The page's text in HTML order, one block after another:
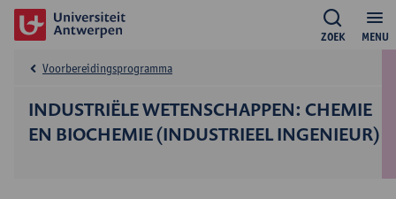
MENU
ZOEK
INDUSTRIËLE WETENSCHAPPEN: CHEMIE
EN BIOCHEMIE (INDUSTRIEEL INGENIEUR)
Voorbereidingsprogramma